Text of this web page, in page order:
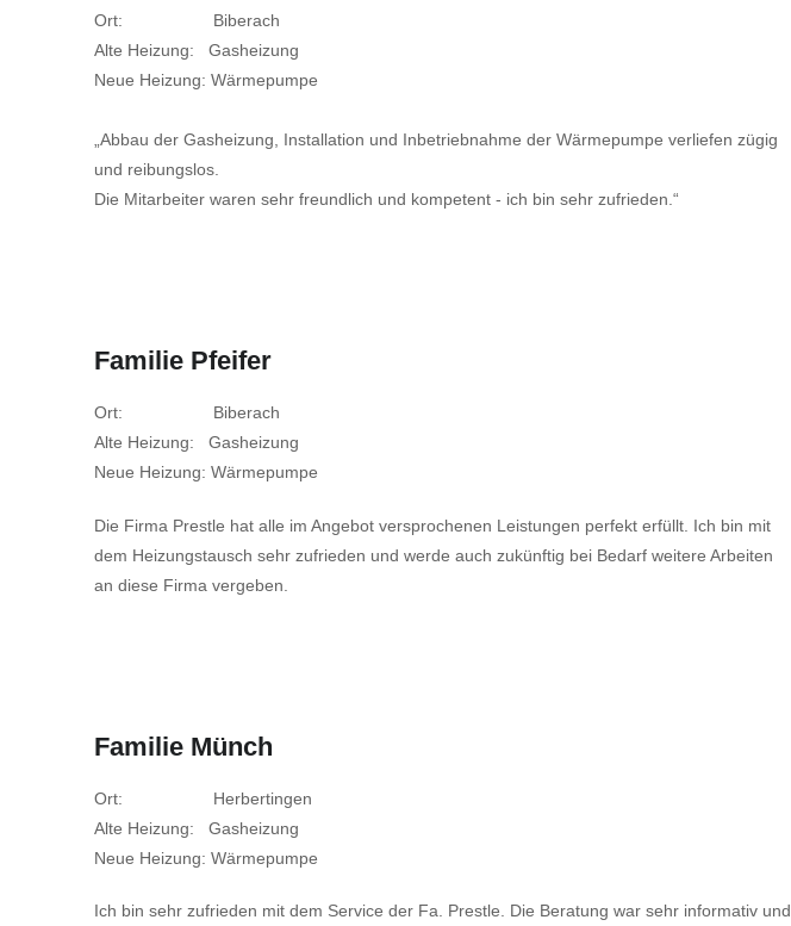
Ort: Biberach
Alte Heizung: Gasheizung
Neue Heizung: Wärmepumpe
„Abbau der Gasheizung, Installation und Inbetriebnahme der Wärmepumpe verliefen zügig
und reibungslos.
Die Mitarbeiter waren sehr freundlich und kompetent - ich bin sehr zufrieden.“
Familie Pfeifer
Ort: Biberach
Alte Heizung: Gasheizung
Neue Heizung: Wärmepumpe
Die Firma Prestle hat alle im Angebot versprochenen Leistungen perfekt erfüllt. Ich bin mit
dem Heizungstausch sehr zufrieden und werde auch zukünftig bei Bedarf weitere Arbeiten
an diese Firma vergeben.
Familie Münch
Ort: Herbertingen
Alte Heizung: Gasheizung
Neue Heizung: Wärmepumpe
Ich bin sehr zufrieden mit dem Service der Fa. Prestle. Die Beratung war sehr informativ und